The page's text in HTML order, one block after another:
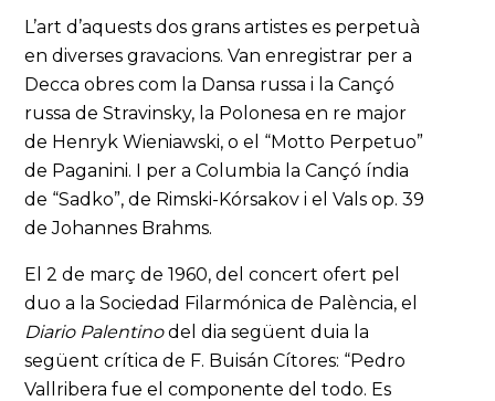
L’art d’aquests dos grans artistes es perpetuà
en diverses gravacions. Van enregistrar per a
Decca obres com la Dansa russa i la Cançó
russa de Stravinsky, la Polonesa en re major
de Henryk Wieniawski, o el “Motto Perpetuo”
de Paganini. I per a Columbia la Cançó índia
de “Sadko”, de Rimski-Kórsakov i el Vals op. 39
de Johannes Brahms.
El 2 de març de 1960, del concert ofert pel
duo a la Sociedad Filarmónica de Palència, el
Diario Palentinodel dia següent duia la
següent crítica de F. Buisán Cítores: “Pedro
Vallribera fue el componente del todo. Es